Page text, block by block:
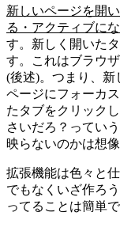
新しいページを開
る・アクティブに
す。新しく開いた
す。これはブラウ
(後述)。 つまり、新
ページにフォーカ
たタブをクリック
さいだろ？ってい
映らないのかは想
拡張機能は色々と
でもなくいざ作ろ
ってることは簡単で